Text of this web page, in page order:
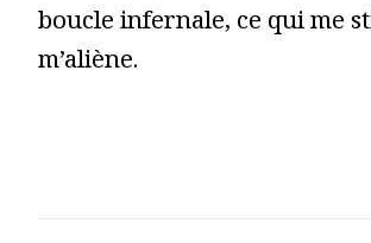
boucle infernale, ce qui me
m’aliène.